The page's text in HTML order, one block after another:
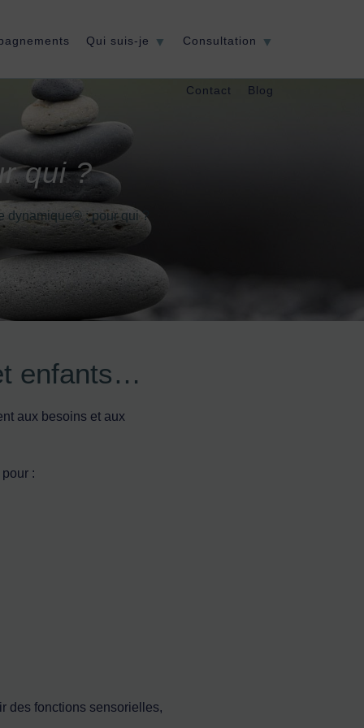
Qui suis-je Consultation
Contact Blog
qui ?
dynamique® : pour qui ?
enfants…
aux besoins et aux
:
des fonctions sensorielles,